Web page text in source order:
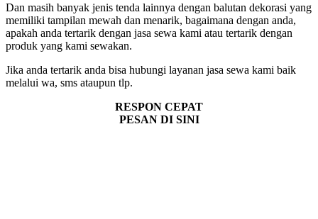
Dan masih banyak jenis tenda lainnya dengan balutan dekorasi yang
memiliki tampilan mewah dan menarik, bagaimana dengan anda,
apakah anda tertarik dengan jasa sewa kami atau tertarik dengan
produk yang kami sewakan.
Jika anda tertarik anda bisa hubungi layanan jasa sewa kami baik
melalui wa, sms ataupun tlp.
RESPON CEPAT
PESAN DI SINI